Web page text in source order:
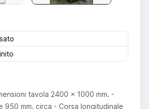
tavola 2400 x 1000 mm. -
950 mm. circa - Corsa longitudinale